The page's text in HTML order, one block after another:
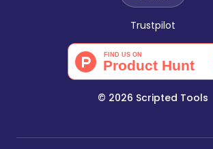
Trustpilot
© 2026 Scripted Tools